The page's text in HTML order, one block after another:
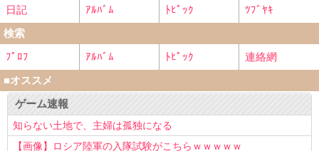
日記
ｱﾙﾊﾞﾑ ﾄﾋﾟｯｸ
ﾂﾌﾞﾔｷ
検索
ﾌﾟﾛﾌ
ｱﾙﾊﾞﾑ ﾄﾋﾟｯｸ
連絡網
■オススメ
ゲーム速報
知らない土地で、主婦は孤独になる
【画像】ロシア陸軍の入隊試験がこちらｗｗｗｗｗ